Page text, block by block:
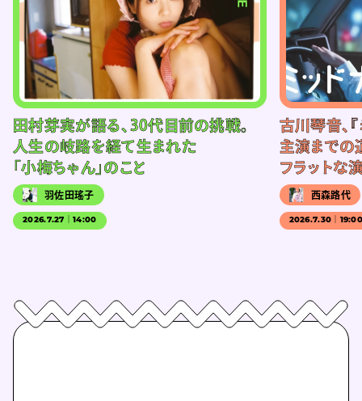
田村芽実が語る、30代目前の挑戦。
人生の岐路を経て生まれた
「小梅ちゃん」のこと
羽佐田瑤子
2026.7.27｜14:00
古川琴音、
主演までの
フラットな
西森路代
2026.7.30｜